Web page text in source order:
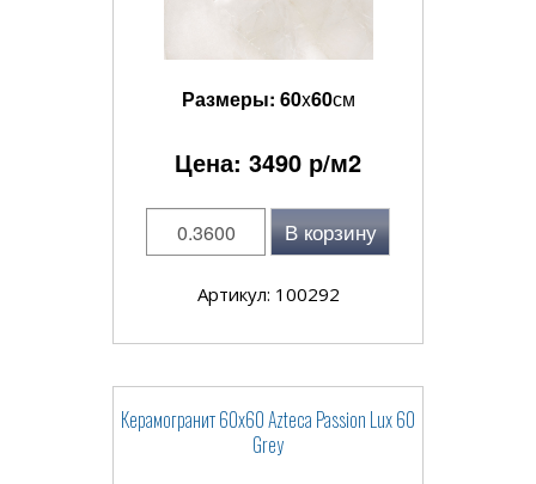
Размеры: 60x60см
Цена: 3490 р/м2
В корзину
Артикул: 100292
Керамогранит 60x60 Azteca Passion Lux 60
Grey